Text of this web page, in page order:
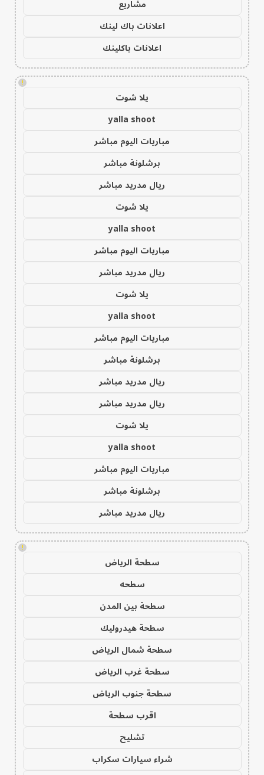
مشاريع
اعلانات باك لينك
اعلانات باكلينك
!
يلا شوت
yalla shoot
مباريات اليوم مباشر
برشلونة مباشر
ريال مدريد مباشر
يلا شوت
yalla shoot
مباريات اليوم مباشر
ريال مدريد مباشر
يلا شوت
yalla shoot
مباريات اليوم مباشر
برشلونة مباشر
ريال مدريد مباشر
ريال مدريد مباشر
يلا شوت
yalla shoot
مباريات اليوم مباشر
برشلونة مباشر
ريال مدريد مباشر
!
سطحة الرياض
سطحه
سطحة بين المدن
سطحة هيدروليك
سطحة شمال الرياض
سطحة غرب الرياض
سطحة جنوب الرياض
اقرب سطحة
تشليح
شراء سيارات سكراب